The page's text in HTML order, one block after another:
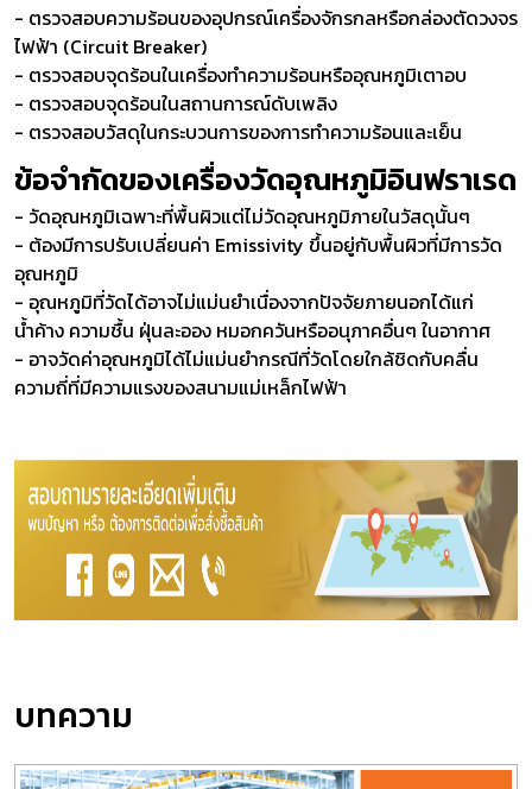
- ตรวจสอบความร้อนของอุปกรณ์เครื่องจักรกลหรือกล่องตัดวงจร
ไฟฟ้า (Circuit Breaker)
- ตรวจสอบจุดร้อนในเครื่องทำความร้อนหรืออุณหภูมิเตาอบ
- ตรวจสอบจุดร้อนในสถานการณ์ดับเพลิง
- ตรวจสอบวัสดุในกระบวนการของการทำความร้อนและเย็น
ข้อจำกัดของเครื่องวัดอุณหภูมิอินฟราเรด
- วัดอุณหภูมิเฉพาะที่พื้นผิวแต่ไม่วัดอุณหภูมิภายในวัสดุนั้นๆ
- ต้องมีการปรับเปลี่ยนค่า Emissivity ขึ้นอยู่กับพื้นผิวที่มีการวัด
อุณหภูมิ
- อุณหภูมิที่วัดได้อาจไม่แม่นยำเนื่องจากปัจจัยภายนอกได้แก่
น้ำค้าง ความชื้น ฝุ่นละออง หมอกควันหรืออนุภาคอื่นๆ ในอากาศ
- อาจวัดค่าอุณหภูมิได้ไม่แม่นยำกรณีที่วัดโดยใกล้ชิดกับคลื่น
ความถี่ที่มีความแรงของสนามแม่เหล็กไฟฟ้า
บทความ